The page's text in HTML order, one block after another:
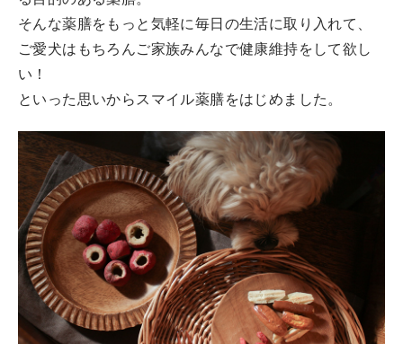
そんな薬膳をもっと気軽に毎日の生活に取り入れて、
ご愛犬はもちろんご家族みんなで健康維持をして欲し
い！
といった思いからスマイル薬膳をはじめました。